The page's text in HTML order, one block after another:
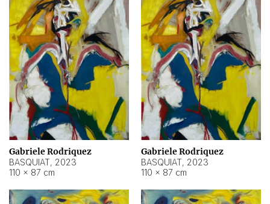
Gabriele Rodriquez
BASQUIAT, 2023
110 × 87 cm
Gabriele Rodriquez
BASQUIAT, 2023
110 × 87 cm